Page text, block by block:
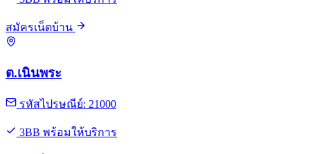
สมัครเน็ตบ้าน
ต.เนินพระ
รหัสไปรษณีย์: 21000
3BB พร้อมให้บริการ